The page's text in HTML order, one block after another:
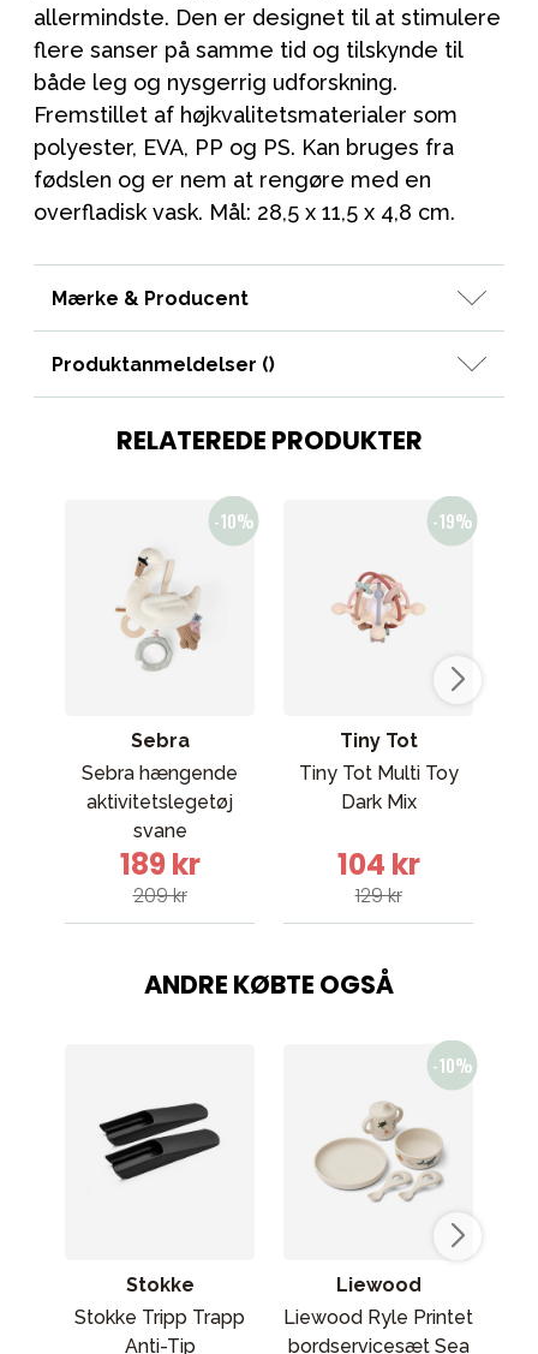
allermindste. Den er designet til at stimulere
flere sanser på samme tid og tilskynde til
både leg og nysgerrig udforskning.
Fremstillet af højkvalitetsmaterialer som
polyester, EVA, PP og PS. Kan bruges fra
fødslen og er nem at rengøre med en
overfladisk vask. Mål: 28,5 x 11,5 x 4,8 cm.
Mærke & Producent
Produktanmeldelser ()
RELATEREDE PRODUKTER
Sebra
Sebra hængende
aktivitetslegetøj
svane
189 kr
209 kr
Tiny Tot
Tiny Tot Multi Toy
Dark Mix
104 kr
129 kr
ANDRE KØBTE OGSÅ
Stokke
Stokke Tripp Trapp
Anti-Tip
Liewood
Liewood Ryle Printet
bordservicesæt Sea